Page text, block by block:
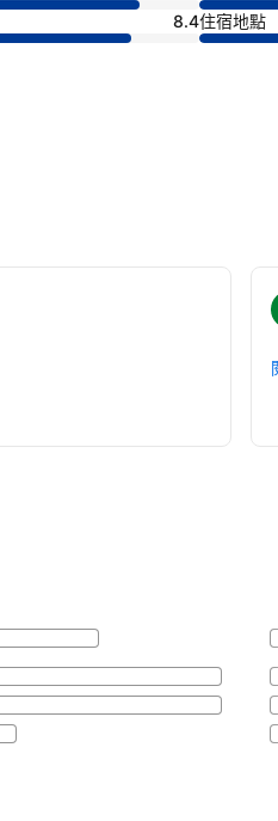
8.4住宿地點